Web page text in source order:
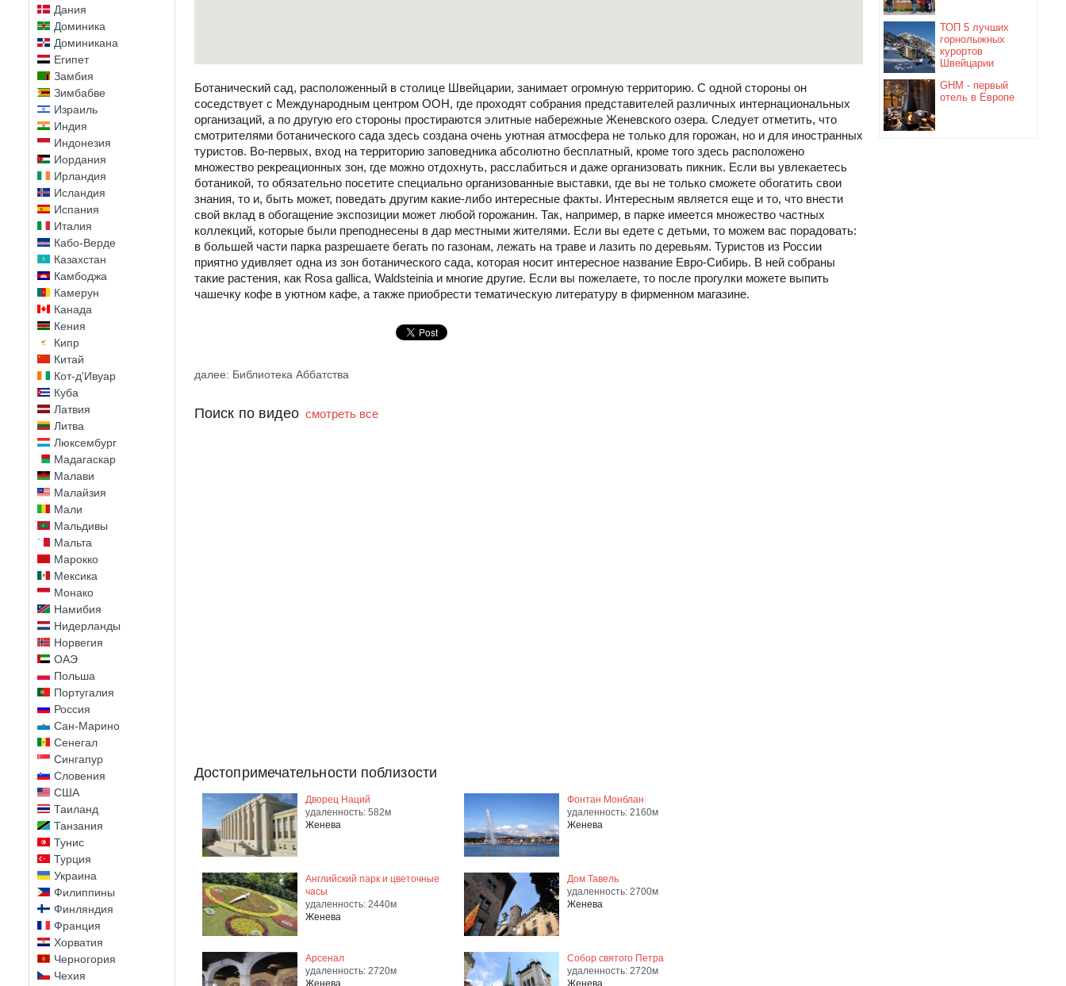
Дания
Доминика
Доминикана
Египет
Замбия
Зимбабве
Израиль
Индия
Индонезия
Иордания
Ирландия
Исландия
Испания
Италия
Кабо-Верде
Казахстан
Камбоджа
Камерун
Канада
Кения
Кипр
Китай
Кот-д'Ивуар
Куба
Латвия
Литва
Люксембург
Мадагаскар
Малави
Малайзия
Мали
Мальдивы
Мальта
Марокко
Мексика
Монако
Намибия
Нидерланды
Норвегия
ОАЭ
Польша
Португалия
Россия
Сан-Марино
Сенегал
Сингапур
Словения
США
Таиланд
Танзания
Тунис
Турция
Украина
Филиппины
Финляндия
Франция
Хорватия
Черногория
Чехия
ТОП 5 лучших
горнолыжных
курортов
Швейцарии
GHM - первый
отель в Европе
Ботанический сад, расположенный в столице Швейцарии, занимает огромную территорию. С одной стороны он
соседствует с Международным центром ООН, где проходят собрания представителей различных интернациональных
организаций, а по другую его стороны простираются элитные набережные Женевского озера. Следует отметить, что
смотрителями ботанического сада здесь создана очень уютная атмосфера не только для горожан, но и для иностранных
туристов. Во-первых, вход на территорию заповедника абсолютно бесплатный, кроме того здесь расположено
множество рекреационных зон, где можно отдохнуть, расслабиться и даже организовать пикник. Если вы увлекаетесь
ботаникой, то обязательно посетите специально организованные выставки, где вы не только сможете обогатить свои
знания, то и, быть может, поведать другим какие-либо интересные факты. Интересным является еще и то, что внести
свой вклад в обогащение экспозиции может любой горожанин. Так, например, в парке имеется множество частных
коллекций, которые были преподнесены в дар местными жителями. Если вы едете с детьми, то можем вас порадовать:
в большей части парка разрешаете бегать по газонам, лежать на траве и лазить по деревьям. Туристов из России
приятно удивляет одна из зон ботанического сада, которая носит интересное название Евро-Сибирь. В ней собраны
такие растения, как Rosa gallica, Waldsteinia и многие другие. Если вы пожелаете, то после прогулки можете выпить
чашечку кофе в уютном кафе, а также приобрести тематическую литературу в фирменном магазине.
далее: Библиотека Аббатства
Поиск по видео смотреть все
Достопримечательности поблизости
Дворец Наций
удаленность: 582м
Женева
Фонтан Монблан
удаленность: 2160м
Женева
Английский парк и цветочные
часы
удаленность: 2440м
Женева
Дом Тавель
удаленность: 2700м
Женева
Арсенал
удаленность: 2720м
Женева
Собор святого Петра
удаленность: 2720м
Женева